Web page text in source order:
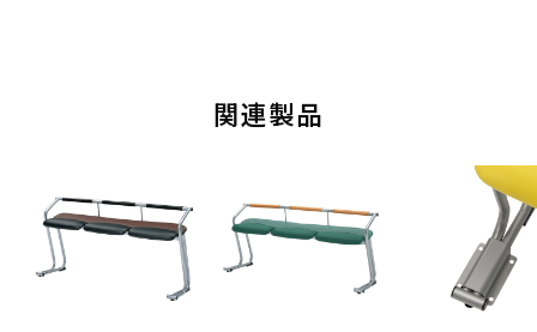
関連製品